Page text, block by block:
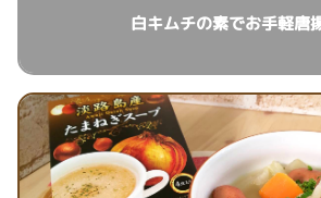
白キムチの素でお手軽唐